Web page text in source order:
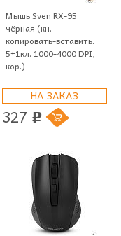
Мышь Sven RX-95
чёрная (кн.
копировать-вставить.
5+1кл. 1000-4000 DPI,
кор.)
НА ЗАКАЗ
327 p